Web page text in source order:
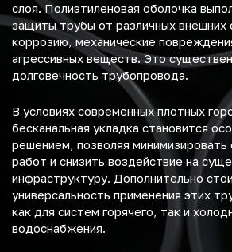
слоя. Полиэтиленовая оболочка
защиты трубы от различных внешних
коррозию, механические
агрессивных веществ. Это
долговечность трубопровода.
В условиях современных плотных
бесканальная укладка становится
решением, позволяя
работ и снизить воздействие на
инфраструктуру. Дополнительно
универсальность применения этих
как для систем горячего, так и
водоснабжения.